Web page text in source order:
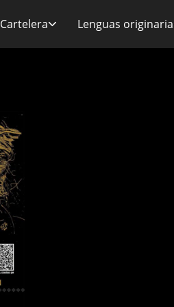
Cartelera Lenguas